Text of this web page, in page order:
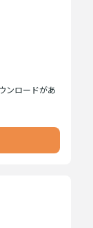
ンロードがあ